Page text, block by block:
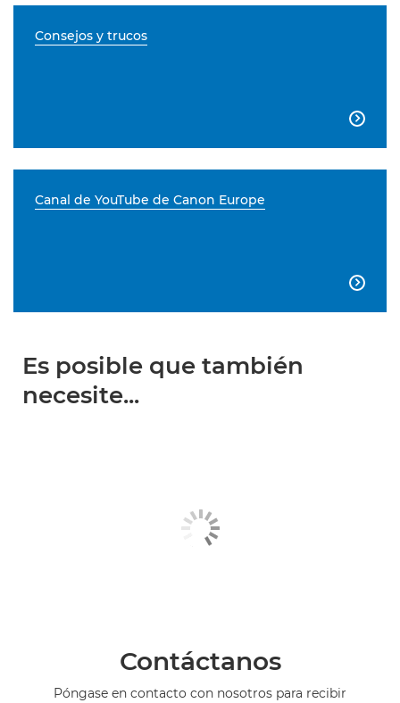
Consejos y trucos

Canal de YouTube de Canon Europe

Es posible que también
necesite...
Contáctanos
Póngase en contacto con nosotros para recibir